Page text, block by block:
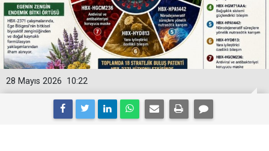
10:22
28 Mayıs 2026